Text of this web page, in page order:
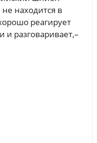
находится в
реагирует
и разговаривает,–